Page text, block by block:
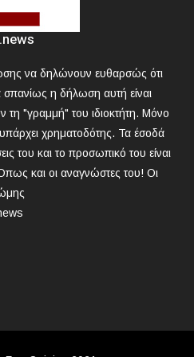
που εγκλωβίστηκε σε
γρίπη - 8 νεκροί από Covid, 13
μαθητών σε σχολείο στα βόρεια
να δηλώνουν ευθαρσώς ότι
σπανίως η δήλωση αυτή είναι
"γραμμή" του ιδιοκτήτη. Μόνο
χρηματοδότης. Τα έσοδά
του και το προσωπικό του είναι
και οι αναγνώστες του! Οι